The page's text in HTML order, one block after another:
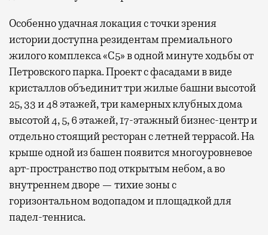
Особенно удачная локация с точки зрения
истории доступна резидентам премиального
жилого комплекса «С5»в одной минуте ходьбы от
Петровского парка. Проект с фасадами в виде
кристаллов объединит три жилые башни высотой
25, 33 и 48 этажей, три камерных клубных дома
высотой 4, 5, 6 этажей, 17-этажный бизнес-центр и
отдельно стоящий ресторан с летней террасой. На
крыше одной из башен появится многоуровневое
арт-пространство под открытым небом, а во
внутреннем дворе — тихие зоны с
горизонтальном водопадом и площадкой для
падел-тенниса.